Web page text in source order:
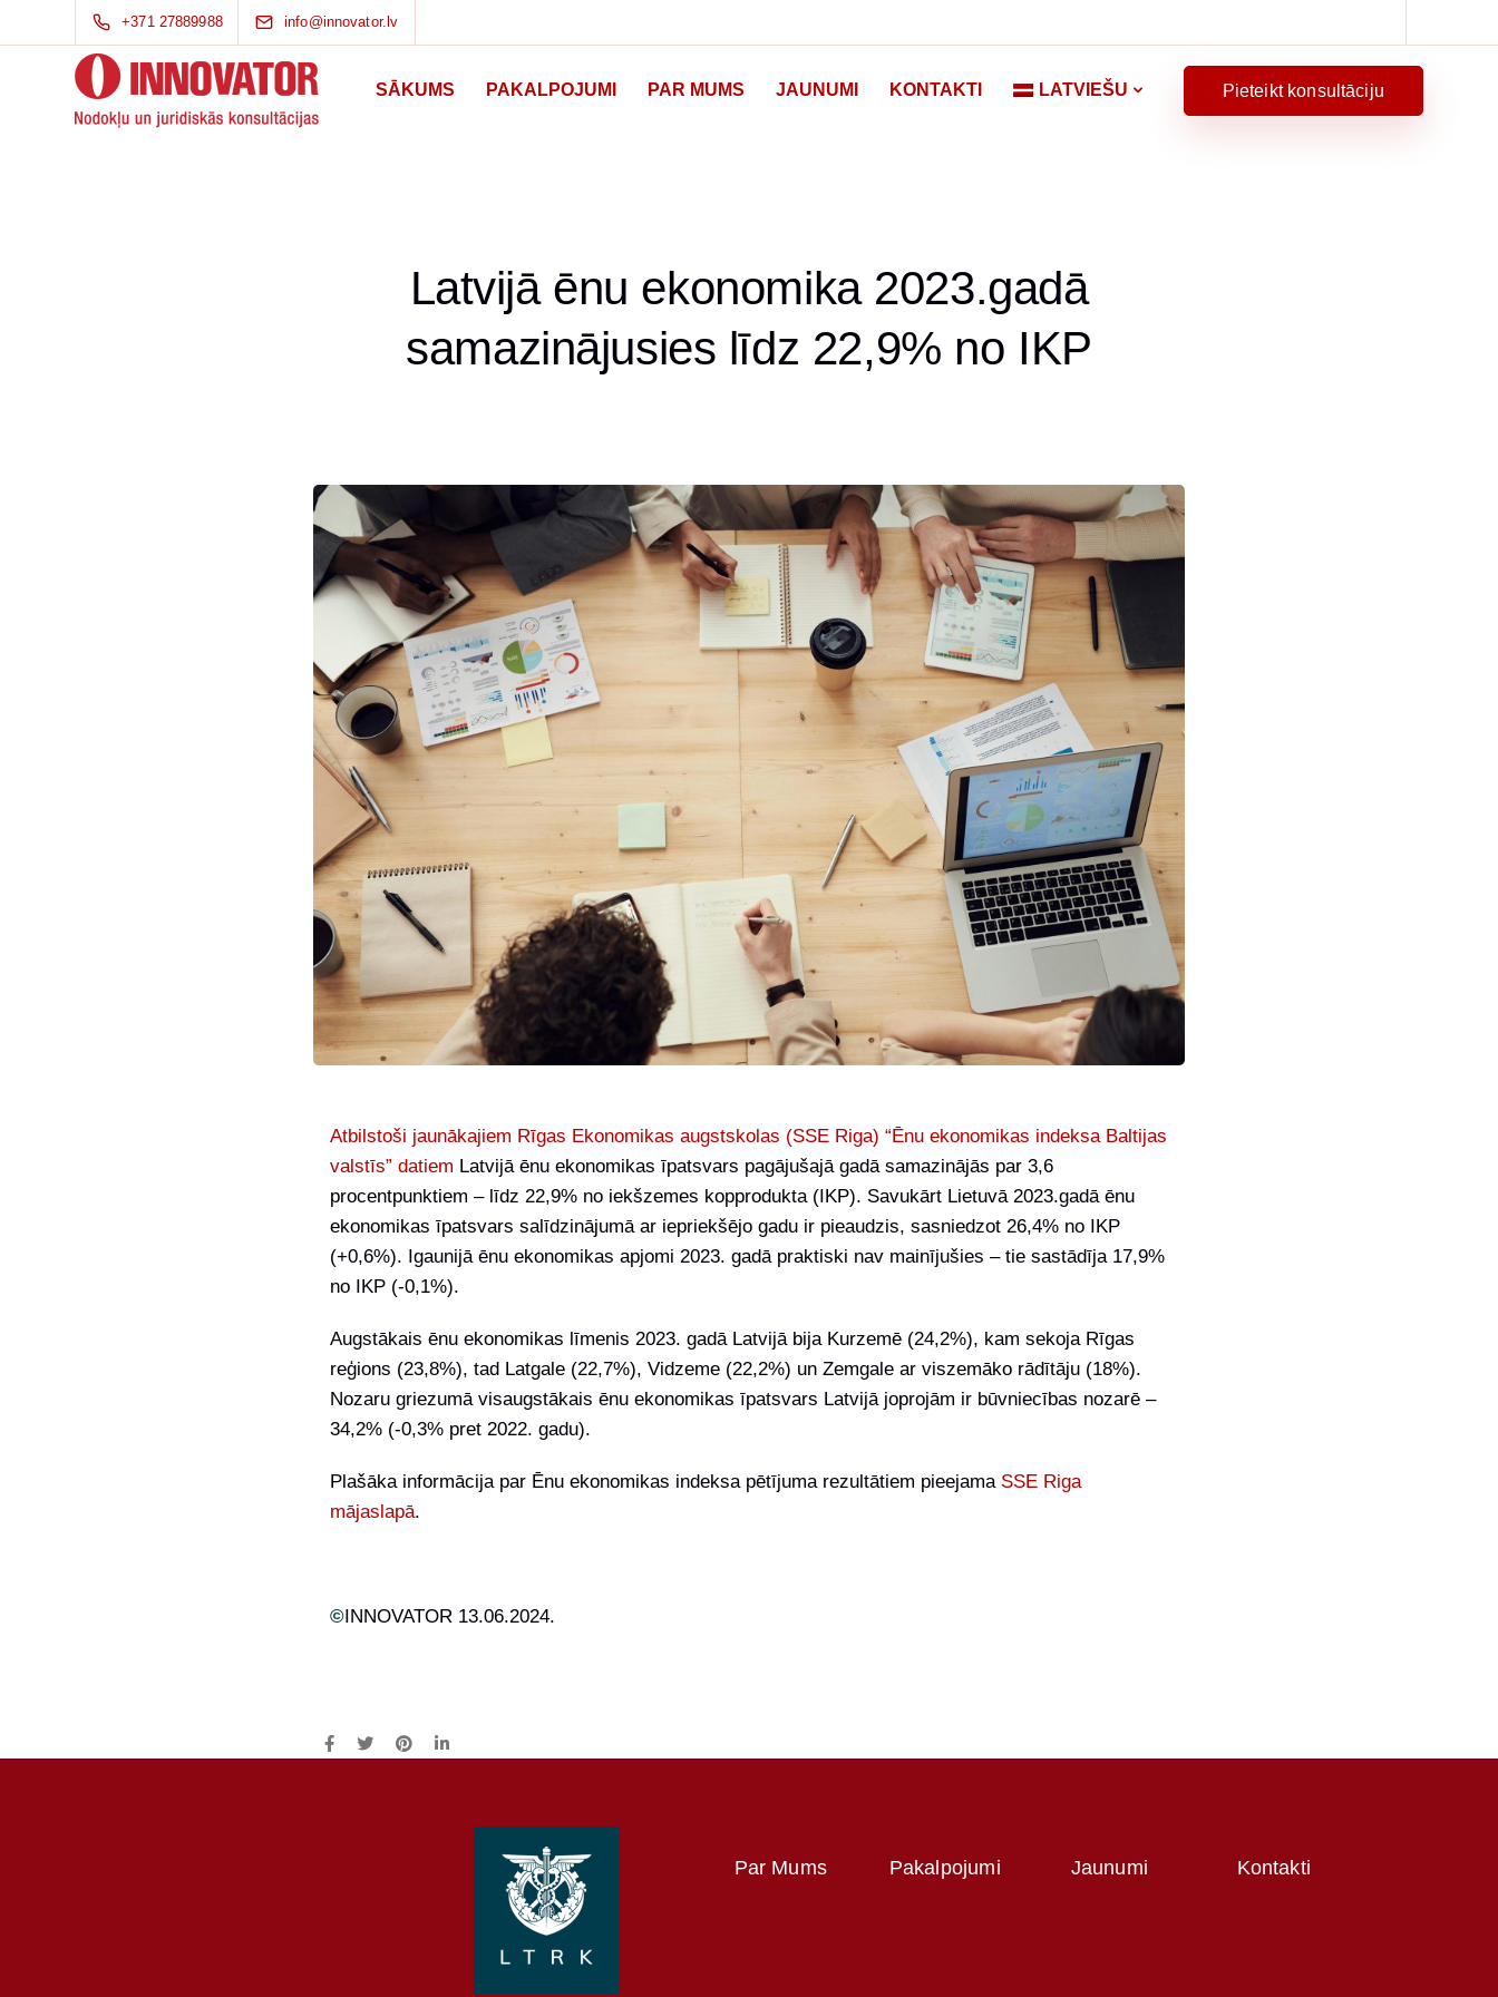
+371 27889988 info@innovator.lv
SĀKUMS PAKALPOJUMI PAR MUMS JAUNUMI KONTAKTI LATVIEŠU Pieteikt konsultāciju
Latvijā ēnu ekonomika 2023.gadā
samazinājusies līdz 22,9% no IKP
Atbilstoši jaunākajiem Rīgas Ekonomikas augstskolas (SSE Riga) “Ēnu ekonomikas indeksa Baltijas
valstīs” datiem Latvijā ēnu ekonomikas īpatsvars pagājušajā gadā samazinājās par 3,6
procentpunktiem – līdz 22,9% no iekšzemes kopprodukta (IKP). Savukārt Lietuvā 2023.gadā ēnu
ekonomikas īpatsvars salīdzinājumā ar iepriekšējo gadu ir pieaudzis, sasniedzot 26,4% no IKP
(+0,6%). Igaunijā ēnu ekonomikas apjomi 2023. gadā praktiski nav mainījušies – tie sastādīja 17,9%
no IKP (-0,1%).
Augstākais ēnu ekonomikas līmenis 2023. gadā Latvijā bija Kurzemē (24,2%), kam sekoja Rīgas
reģions (23,8%), tad Latgale (22,7%), Vidzeme (22,2%) un Zemgale ar viszemāko rādītāju (18%).
Nozaru griezumā visaugstākais ēnu ekonomikas īpatsvars Latvijā joprojām ir būvniecības nozarē –
34,2% (-0,3% pret 2022. gadu).
Plašāka informācija par Ēnu ekonomikas indeksa pētījuma rezultātiem pieejama SSE Riga
mājaslapā.
©INNOVATOR 13.06.2024.
Par Mums Pakalpojumi Jaunumi Kontakti